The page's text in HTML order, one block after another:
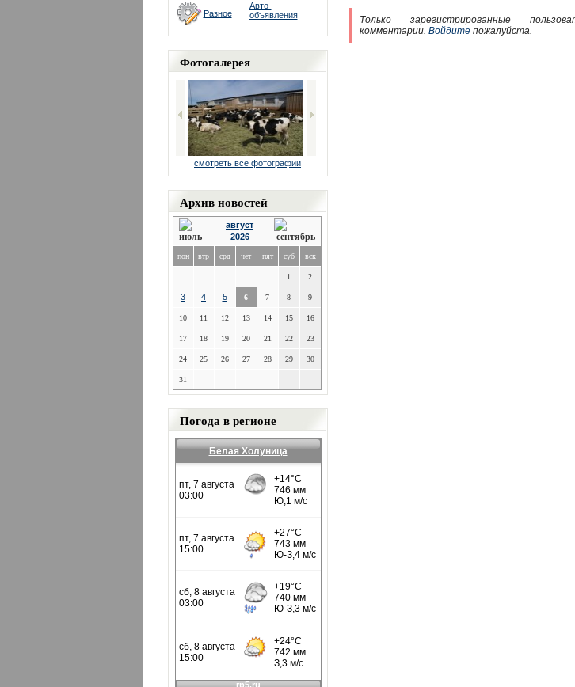
Разное
Авто-
объявления
Фотогалерея
смотреть все фотографии
Архив новостей
август
2026
пон втр срд чет пят суб вск
1 2
3 4 5 6 7 8 9
10 11 12 13 14 15 16
17 18 19 20 21 22 23
24 25 26 27 28 29 30
31
Погода в регионе
Белая Холуница
Только зарегистрированные
комментарии. Войдитепожалуйста.